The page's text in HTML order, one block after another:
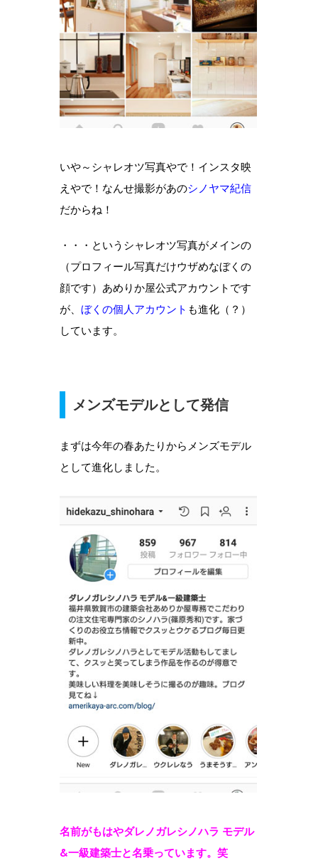
いや～シャレオツ写真やで！インスタ映
えやで！なんせ撮影があのシノヤマ紀信
だからね！
・・・というシャレオツ写真がメインの
（プロフィール写真だけウザめなぼくの
顔です）あめりか屋公式アカウントです
が、 ぼくの個人アカウント も進化（？）
しています。
メンズモデルとして発信
まずは今年の春あたりからメンズモデル
として進化しました。
名前がもはやダレノガレシノハラ モデル
&一級建築士と名乗っています。笑